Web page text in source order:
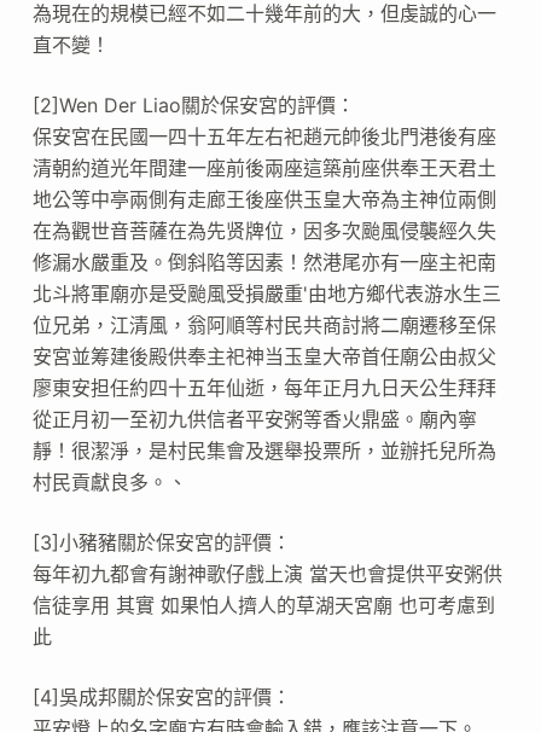
為現在的規模已經不如二十幾年前的大，但虔誠的心一
直不變！
[2]Wen Der Liao關於保安宮的評價：
保安宮在民國一四十五年左右祀趙元帥後北門港後有座
清朝約道光年間建一座前後兩座這築前座供奉王天君土
地公等中亭兩側有走廊王後座供玉皇大帝為主神位兩側
在為觀世音菩薩在為先贤牌位，因多次颱風侵襲經久失
修漏水嚴重及。倒斜陷等因素！然港尾亦有一座主祀南
北斗將軍廟亦是受颱風受損嚴重'由地方鄉代表游水生三
位兄弟，江清風，翁阿順等村民共商討將二廟遷移至保
安宮並筹建後殿供奉主祀神当玉皇大帝首任廟公由叔父
廖東安担任約四十五年仙逝，每年正月九日天公生拜拜
從正月初一至初九供信者平安粥等香火鼎盛。廟內寧
靜！很潔淨，是村民集會及選舉投票所，並辦托兒所為
村民貢獻良多。、
[3]小豬豬關於保安宮的評價：
每年初九都會有謝神歌仔戲上演 當天也會提供平安粥供
信徒享用 其實 如果怕人擠人的草湖天宮廟 也可考慮到
此
[4]吳成邦關於保安宮的評價：